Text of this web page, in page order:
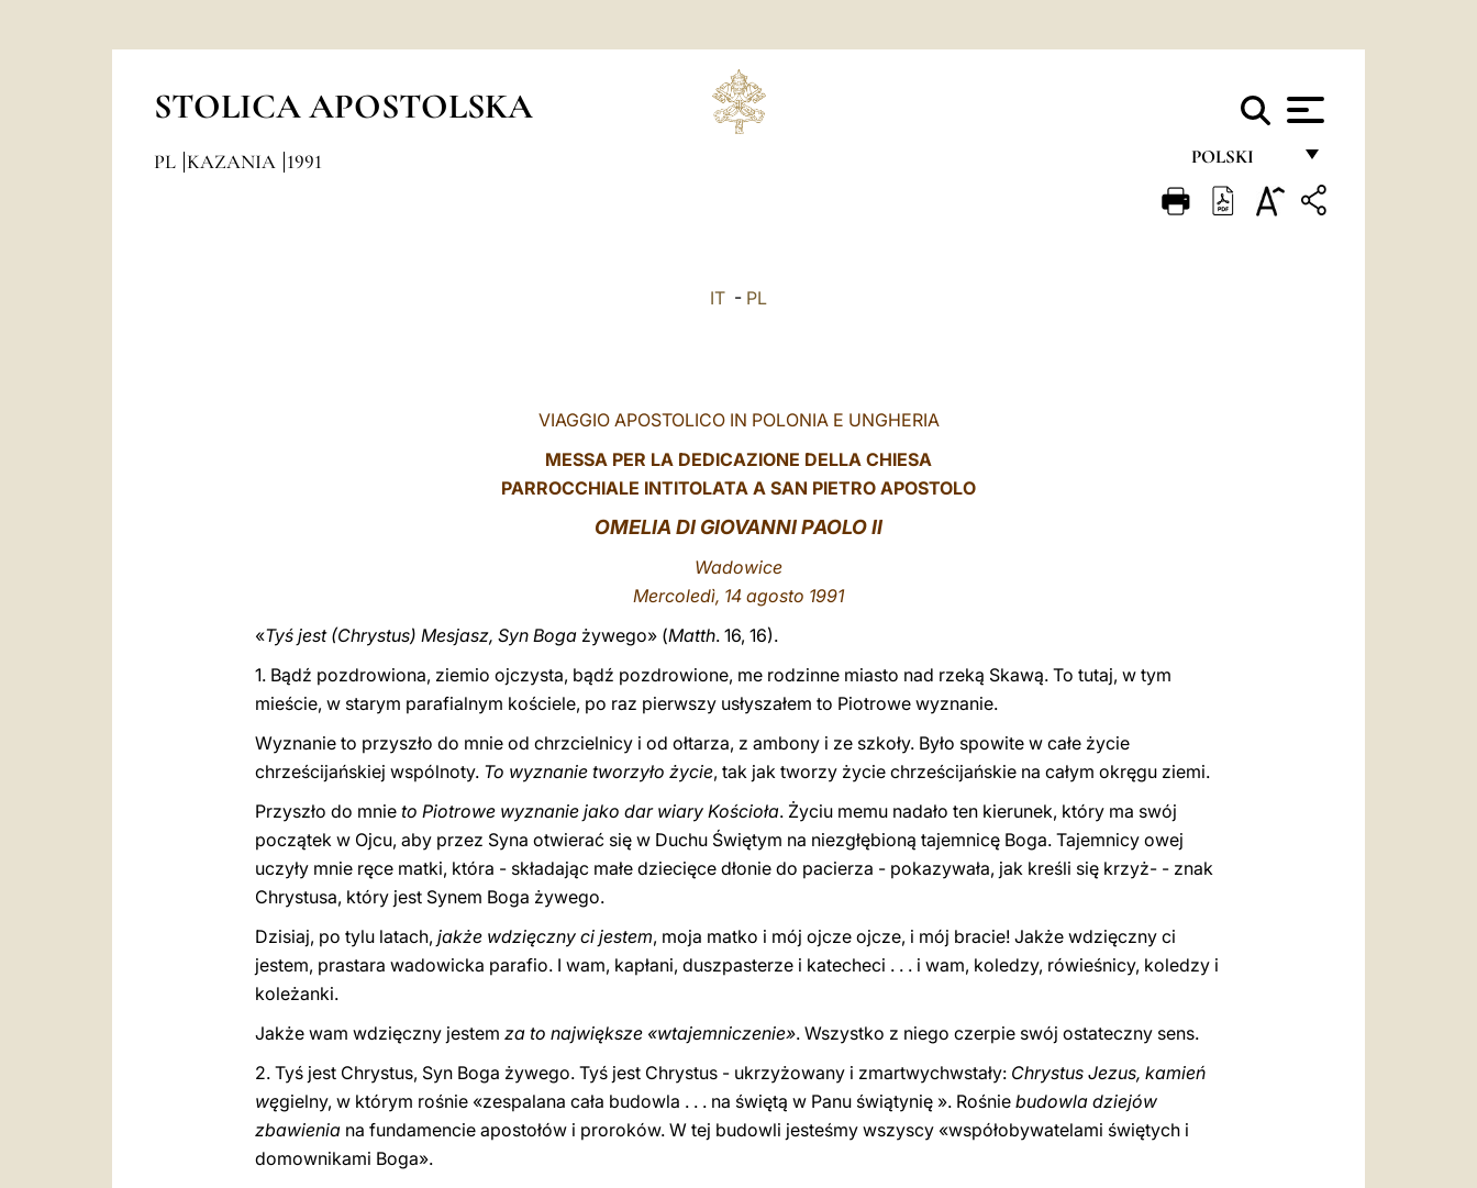
STOLICA APOSTOLSKA
POLSKI
FRANÇAIS
PL KAZANIA 1991
IT - PL
VIAGGIO APOSTOLICO IN POLONIA E UNGHERIA
MESSA PER LA DEDICAZIONE DELLA CHIESA
PARROCCHIALE INTITOLATA A SAN PIETRO APOSTOLO
OMELIA DI GIOVANNI PAOLO II
Wadowice
Mercoledì, 14 agosto 1991
«Tyś jest (Chrystus) Mesjasz, Syn Boga żywego» (Matth. 16, 16).
1. Bądź pozdrowiona, ziemio ojczysta, bądź pozdrowione, me rodzinne miasto nad rzeką Skawą. To tutaj, w tym
mieście, w starym parafialnym kościele, po raz pierwszy usłyszałem to Piotrowe wyznanie.
Wyznanie to przyszło do mnie od chrzcielnicy i od ołtarza, z ambony i ze szkoły. Było spowite w całe życie
chrześcijańskiej wspólnoty. To wyznanie tworzyło życie, tak jak tworzy życie chrześcijańskie na całym okręgu ziemi.
Przyszło do mnie to Piotrowe wyznanie jako dar wiary Kościoła. Życiu memu nadało ten kierunek, który ma swój
początek w Ojcu, aby przez Syna otwierać się w Duchu Świętym na niezgłębioną tajemnicę Boga. Tajemnicy owej
uczyły mnie ręce matki, która - składając małe dziecięce dłonie do pacierza - pokazywała, jak kreśli się krzyż- - znak
Chrystusa, który jest Synem Boga żywego.
Dzisiaj, po tylu latach, jakże wdzięczny ci jestem, moja matko i mój ojcze ojcze, i mój bracie! Jakże wdzięczny ci
jestem, prastara wadowicka parafio. I wam, kapłani, duszpasterze i katecheci . . . i wam, koledzy, rówieśnicy, koledzy i
koleżanki.
Jakże wam wdzięczny jestem za to największe «wtajemniczenie». Wszystko z niego czerpie swój ostateczny sens.
2. Tyś jest Chrystus, Syn Boga żywego. Tyś jest Chrystus - ukrzyżowany i zmartwychwstały: Chrystus Jezus, kamień
węgielny, w którym rośnie «zespalana cała budowla . . . na świętą w Panu świątynię ». Rośnie budowla dziejów
zbawienia na fundamencie apostołów i proroków. W tej budowli jesteśmy wszyscy «współobywatelami świętych i
domownikami Boga».